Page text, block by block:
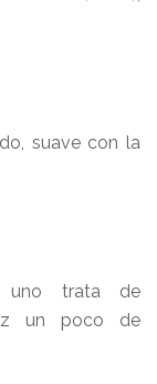
suave con la
uno trata de
un poco de